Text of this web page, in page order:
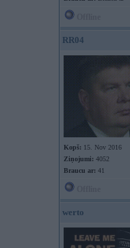
RR04
Kopš: 15. Nov 2016
Ziņojumi: 4052
Braucu ar: 41
werto